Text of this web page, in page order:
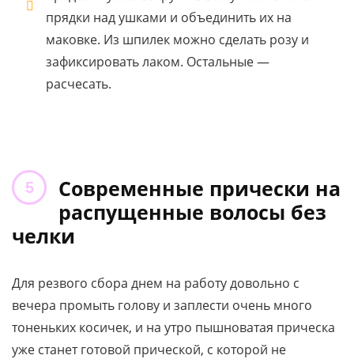
прядки над ушками и объединить их на
маковке. Из шпилек можно сделать розу и
зафиксировать лаком. Остальные —
расчесать.
Современные прически на
распущенные волосы без
челки
Для резвого сбора днем на работу довольно с
вечера промыть голову и заплести очень много
тоненьких косичек, и на утро пышноватая прическа
уже станет готовой прической, с которой не